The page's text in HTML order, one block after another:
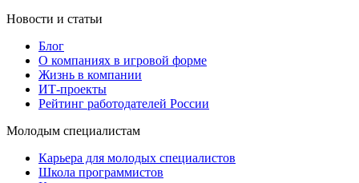
Новости и статьи
Блог
О компаниях в игровой форме
Жизнь в компании
ИТ-проекты
Рейтинг работодателей России
Молодым специалистам
Карьера для молодых специалистов
Школа программистов